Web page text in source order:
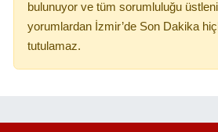
bulunuyor ve tüm sorumluluğu
yorumlardan İzmir’de Son Dakika
tutulamaz.